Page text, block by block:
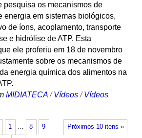
pesquisa os mecanismos de
energia em sistemas biológicos,
de íons, acoplamento, transporte
e hidrólise de ATP. Esta
ele proferiu em 18 de novembro
sobre os mecanismos de
energia química dos alimentos na
MIDIATECA /Vídeos /Vídeos
Próximos 10 itens »
1 … 8 9